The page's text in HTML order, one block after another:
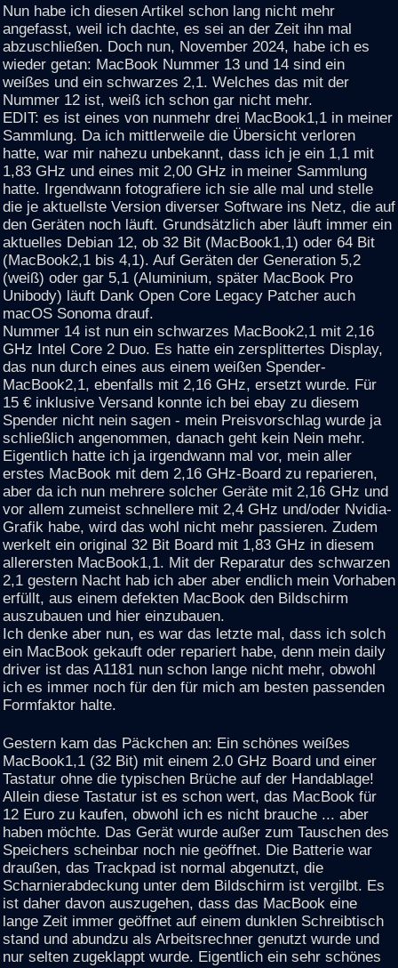
Nun habe ich diesen Artikel schon lang nicht mehr
angefasst, weil ich dachte, es sei an der Zeit ihn mal
abzuschließen. Doch nun, November 2024, habe ich es
wieder getan: MacBook Nummer 13 und 14 sind ein
weißes und ein schwarzes 2,1. Welches das mit der
Nummer 12 ist, weiß ich schon gar nicht mehr.
EDIT: es ist eines von nunmehr drei MacBook1,1 in meiner
Sammlung. Da ich mittlerweile die Übersicht verloren
hatte, war mir nahezu unbekannt, dass ich je ein 1,1 mit
1,83 GHz und eines mit 2,00 GHz in meiner Sammlung
hatte. Irgendwann fotografiere ich sie alle mal und stelle
die je aktuellste Version diverser Software ins Netz, die auf
den Geräten noch läuft. Grundsätzlich aber läuft immer ein
aktuelles Debian 12, ob 32 Bit (MacBook1,1) oder 64 Bit
(MacBook2,1 bis 4,1). Auf Geräten der Generation 5,2
(weiß) oder gar 5,1 (Aluminium, später MacBook Pro
Unibody) läuft Dank Open Core Legacy Patcher auch
macOS Sonoma drauf.
Nummer 14 ist nun ein schwarzes MacBook2,1 mit 2,16
GHz Intel Core 2 Duo. Es hatte ein zersplittertes Display,
das nun durch eines aus einem weißen Spender-
MacBook2,1, ebenfalls mit 2,16 GHz, ersetzt wurde. Für
15 € inklusive Versand konnte ich bei ebay zu diesem
Spender nicht nein sagen - mein Preisvorschlag wurde ja
schließlich angenommen, danach geht kein Nein mehr.
Eigentlich hatte ich ja irgendwann mal vor, mein aller
erstes MacBook mit dem 2,16 GHz-Board zu reparieren,
aber da ich nun mehrere solcher Geräte mit 2,16 GHz und
vor allem zumeist schnellere mit 2,4 GHz und/oder Nvidia-
Grafik habe, wird das wohl nicht mehr passieren. Zudem
werkelt ein original 32 Bit Board mit 1,83 GHz in diesem
allerersten MacBook1,1. Mit der Reparatur des schwarzen
2,1 gestern Nacht hab ich aber aber endlich mein Vorhaben
erfüllt, aus einem defekten MacBook den Bildschirm
auszubauen und hier einzubauen.
Ich denke aber nun, es war das letzte mal, dass ich solch
ein MacBook gekauft oder repariert habe, denn mein daily
driver ist das A1181 nun schon lange nicht mehr, obwohl
ich es immer noch für den für mich am besten passenden
Formfaktor halte.
Gestern kam das Päckchen an: Ein schönes weißes
MacBook1,1 (32 Bit) mit einem 2.0 GHz Board und einer
Tastatur ohne die typischen Brüche auf der Handablage!
Allein diese Tastatur ist es schon wert, das MacBook für
12 Euro zu kaufen, obwohl ich es nicht brauche ... aber
haben möchte. Das Gerät wurde außer zum Tauschen des
Speichers scheinbar noch nie geöffnet. Die Batterie war
draußen, das Trackpad ist normal abgenutzt, die
Scharnierabdeckung unter dem Bildschirm ist vergilbt. Es
ist daher davon auszugehen, dass das MacBook eine
lange Zeit immer geöffnet auf einem dunklen Schreibtisch
stand und abundzu als Arbeitsrechner genutzt wurde und
nur selten zugeklappt wurde. Eigentlich ein sehr schönes